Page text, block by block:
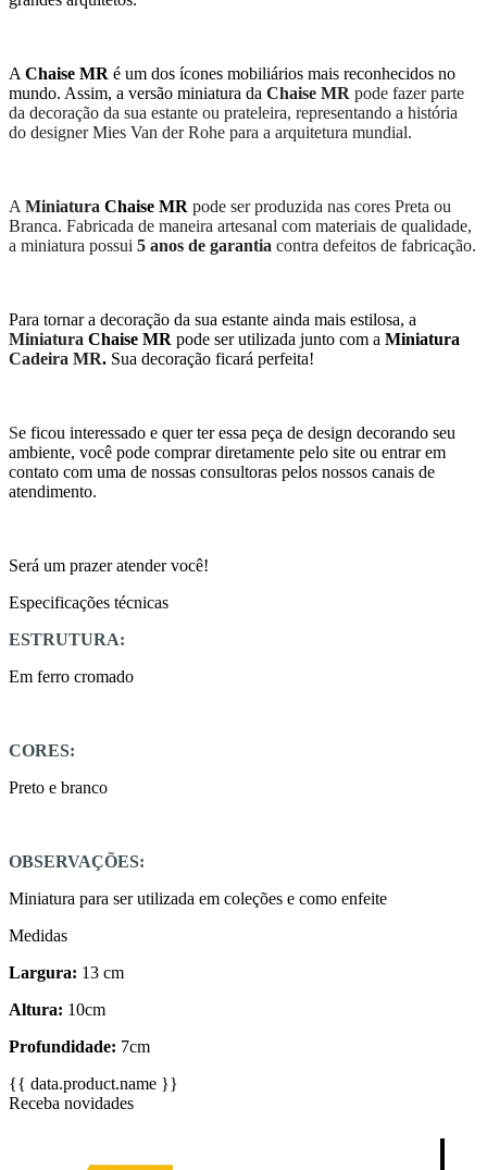
A Chaise MR é um dos ícones mobiliários mais reconhecidos no
mundo. Assim, a versão miniatura da Chaise MR pode fazer parte
da decoração da sua estante ou prateleira, representando a história
do designer Mies Van der Rohe para a arquitetura mundial.
A Miniatura Chaise MR pode ser produzida nas cores Preta ou
Branca. Fabricada de maneira artesanal com materiais de qualidade,
a miniatura possui 5 anos de garantia contra defeitos de fabricação.
Para tornar a decoração da sua estante ainda mais estilosa, a
Miniatura Chaise MR pode ser utilizada junto com a Miniatura
Cadeira MR. Sua decoração ficará perfeita!
Se ficou interessado e quer ter essa peça de design decorando seu
ambiente, você pode comprar diretamente pelo site ou entrar em
contato com uma de nossas consultoras pelos nossos canais de
atendimento.
Será um prazer atender você!
Especificações técnicas
ESTRUTURA:
Em ferro cromado
CORES:
Preto e branco
OBSERVAÇÕES:
Miniatura para ser utilizada em coleções e como enfeite
Medidas
Largura: 13 cm
Altura: 10cm
Profundidade: 7cm
{{ data.product.name }}
Receba novidades